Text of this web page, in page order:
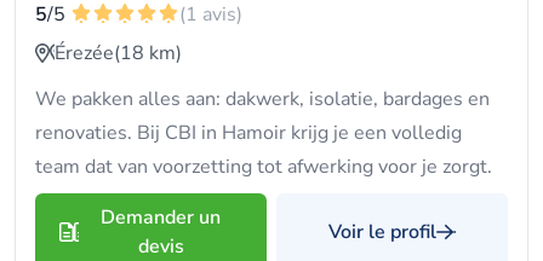
5/5
(1 avis)
Érezée(18 km)
We pakken alles aan: dakwerk, isolatie, bardages en
renovaties. Bij CBI in Hamoir krijg je een volledig
team dat van voorzetting tot afwerking voor je zorgt.
Demander un
devis
Voir le profil